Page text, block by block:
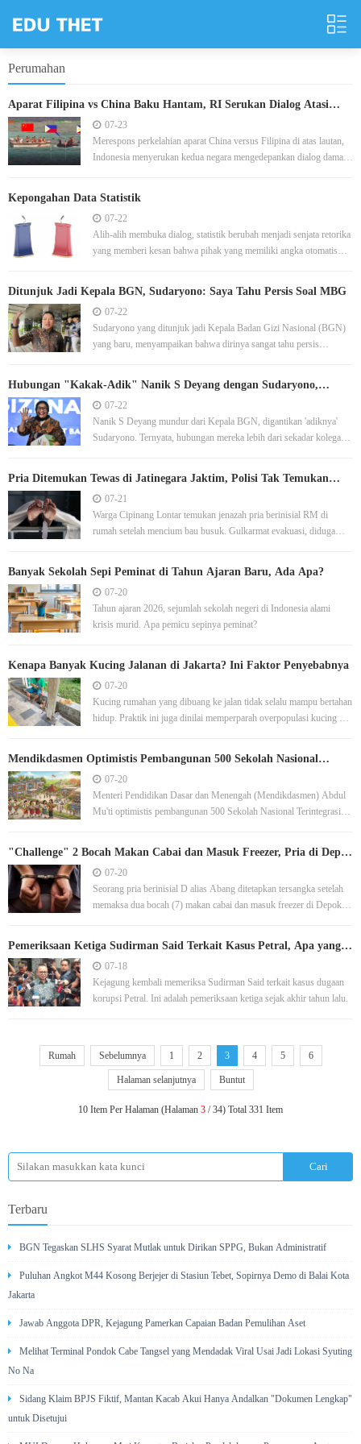
Perumahan
Aparat Filipina vs China Baku Hantam, RI Serukan Dialog Atasi
Sengketa
07-23
Merespons perkelahian aparat China versus Filipina di atas lautan,
Indonesia menyerukan kedua negara mengedepankan dialog damai
Kepongahan Data Statistik
07-22
Alih-alih membuka dialog, statistik berubah menjadi senjata retorika
yang memberi kesan bahwa pihak yang memiliki angka otomatis
Ditunjuk Jadi Kepala BGN, Sudaryono: Saya Tahu Persis Soal MBG
07-22
Sudaryono yang ditunjuk jadi Kepala Badan Gizi Nasional (BGN)
yang baru, menyampaikan bahwa dirinya sangat tahu persis
Hubungan "Kakak-Adik" Nanik S Deyang dengan Sudaryono,
Kepala BGN yang Baru
07-22
Nanik S Deyang mundur dari Kepala BGN, digantikan 'adiknya'
Sudaryono. Ternyata, hubungan mereka lebih dari sekadar kolega
Pria Ditemukan Tewas di Jatinegara Jaktim, Polisi Tak Temukan
Tanda Kekerasan
07-21
Warga Cipinang Lontar temukan jenazah pria berinisial RM di
rumah setelah mencium bau busuk. Gulkarmat evakuasi, diduga
Banyak Sekolah Sepi Peminat di Tahun Ajaran Baru, Ada Apa?
07-20
Tahun ajaran 2026, sejumlah sekolah negeri di Indonesia alami
krisis murid. Apa pemicu sepinya peminat?
Kenapa Banyak Kucing Jalanan di Jakarta? Ini Faktor Penyebabnya
07-20
Kucing rumahan yang dibuang ke jalan tidak selalu mampu bertahan
hidup. Praktik ini juga dinilai memperparah overpopulasi kucing di
Mendikdasmen Optimistis Pembangunan 500 Sekolah Nasional
Terintegrasi Dapat Tercapai
07-20
Menteri Pendidikan Dasar dan Menengah (Mendikdasmen) Abdul
Mu'ti optimistis pembangunan 500 Sekolah Nasional Terintegrasi
"Challenge" 2 Bocah Makan Cabai dan Masuk Freezer, Pria di Depok
Ditangkap Polisi
07-20
Seorang pria berinisial D alias Abang ditetapkan tersangka setelah
memaksa dua bocah (7) makan cabai dan masuk freezer di Depok.
Pemeriksaan Ketiga Sudirman Said Terkait Kasus Petral, Apa yang
Digali?
07-18
Kejagung kembali memeriksa Sudirman Said terkait kasus dugaan
korupsi Petral. Ini adalah pemeriksaan ketiga sejak akhir tahun lalu.
Rumah Sebelumnya 1 2 3 4 5 6
Halaman selanjutnya Buntut
10 Item Per Halaman (Halaman 3 / 34) Total 331 Item
Terbaru
BGN Tegaskan SLHS Syarat Mutlak untuk Dirikan SPPG, Bukan Administratif
Puluhan Angkot M44 Kosong Berjejer di Stasiun Tebet, Sopirnya Demo di Balai Kota
Jakarta
Jawab Anggota DPR, Kejagung Pamerkan Capaian Badan Pemulihan Aset
Melihat Terminal Pondok Cabe Tangsel yang Mendadak Viral Usai Jadi Lokasi Syuting
No Na
Sidang Klaim BPJS Fiktif, Mantan Kacab Akui Hanya Andalkan "Dokumen Lengkap"
untuk Disetujui